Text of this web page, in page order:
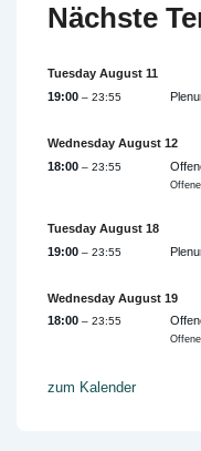
Nächste
Tuesday August 11
19:00 – 23:55
Wednesday August 12
18:00 – 23:55
Tuesday August 18
19:00 – 23:55
Wednesday August 19
18:00 – 23:55
zum Kalender